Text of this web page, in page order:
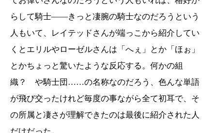
らして騎士――きっと凄腕の騎士なのだろうという
人もいて、レイテッドさんが端っこから紹介してい
くとエリルやローゼルさんは「へぇ」とか「ほぉ」
とかちょっと驚いたような反応する。何かの組
織？ や騎士団……の名称なのだろう、色んな単語
が飛び交ったけれど毎度の事ながら全て初耳で、そ
の所属と凄さが理解できたのは最後に紹介された人